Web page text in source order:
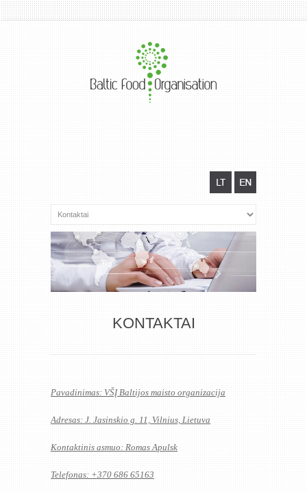
KONTAKTAI
Pavadinimas: VŠĮ Baltijos maisto organizacija
Adresas: J. Jasinskio g. 11, Vilnius, Lietuva
Kontaktinis asmuo: Romas Apulsk
Telefonas: +370 686 65163